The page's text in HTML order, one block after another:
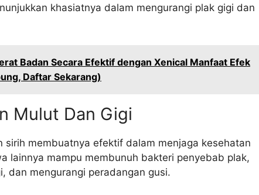
khasiatnya dalam mengurangi plak gigi dan
Badan Secara Efektif dengan Xenical Manfaat Efek
Daftar Sekarang)
Mulut Dan Gigi
membuatnya efektif dalam menjaga kesehatan
lainnya mampu membunuh bakteri penyebab plak,
dan mengurangi peradangan gusi.